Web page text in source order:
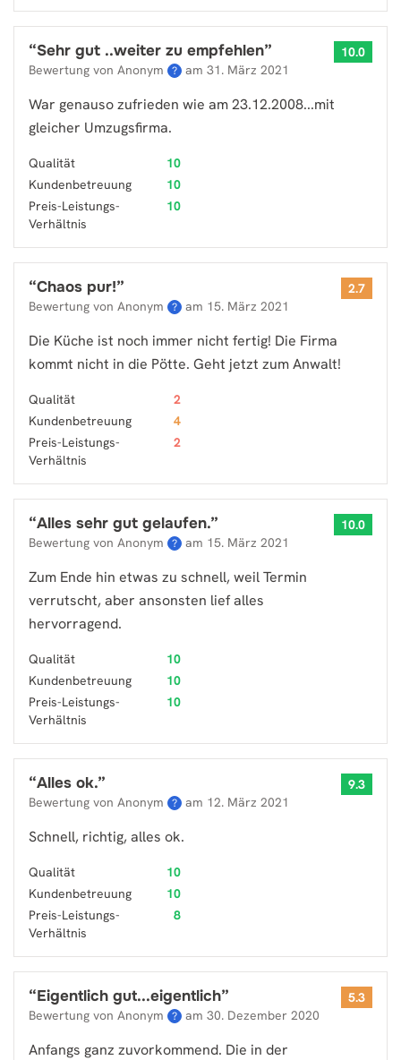
“Sehr gut ..weiter zu empfehlen”
Bewertung von Anonym ? am 31. März 2021
10.0
War genauso zufrieden wie am 23.12.2008...mit
gleicher Umzugsfirma.
Qualität
10
Kundenbetreuung
10
Preis-Leistungs-
Verhältnis
10
“Chaos pur!”
Bewertung von Anonym ? am 15. März 2021
2.7
Die Küche ist noch immer nicht fertig! Die Firma
kommt nicht in die Pötte. Geht jetzt zum Anwalt!
Qualität
2
Kundenbetreuung
4
Preis-Leistungs-
Verhältnis
2
“Alles sehr gut gelaufen.”
Bewertung von Anonym ? am 15. März 2021
10.0
Zum Ende hin etwas zu schnell, weil Termin
verrutscht, aber ansonsten lief alles
hervorragend.
Qualität
10
Kundenbetreuung
10
Preis-Leistungs-
Verhältnis
10
“Alles ok.”
Bewertung von Anonym ? am 12. März 2021
9.3
Schnell, richtig, alles ok.
Qualität
10
Kundenbetreuung
10
Preis-Leistungs-
Verhältnis
8
“Eigentlich gut...eigentlich”
Bewertung von Anonym ? am 30. Dezember 2020
5.3
Anfangs ganz zuvorkommend. Die in der